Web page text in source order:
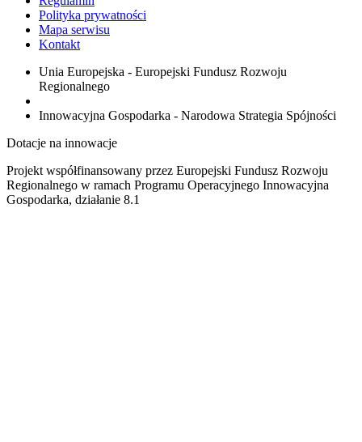
Polityka prywatności
Mapa serwisu
Kontakt
Unia Europejska - Europejski Fundusz Rozwoju
Regionalnego
Innowacyjna Gospodarka - Narodowa Strategia Spójności
Dotacje na innowacje
Projekt współfinansowany przez Europejski Fundusz Rozwoju
Regionalnego w ramach Programu Operacyjnego Innowacyjna
Gospodarka, działanie 8.1